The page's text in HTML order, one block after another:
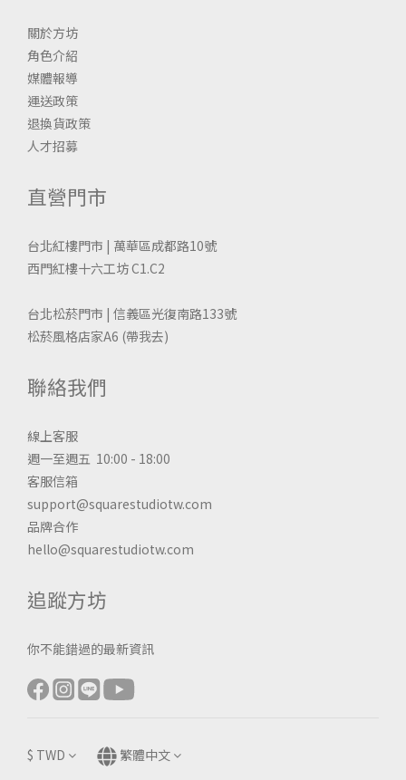
關於方坊
角色介紹
媒體報導
運送政策
退換貨政策
人才招募
直營門市
台北紅樓門市 | 萬華區成都路10號
西門紅樓十六工坊 C1.C2
台北松菸門市 | 信義區光復南路133號
松菸風格店家A6 (帶我去)
聯絡我們
線上客服
週一至週五 10:00 - 18:00
客服信箱
support@squarestudiotw.com
品牌合作
hello@squarestudiotw.com
追蹤方坊
你不能錯過的最新資訊
$ TWD 繁體中文